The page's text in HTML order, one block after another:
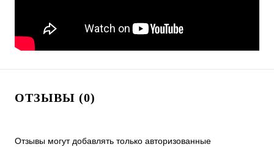
ОТЗЫВЫ (0)
Отзывы могут добавлять только авторизованные